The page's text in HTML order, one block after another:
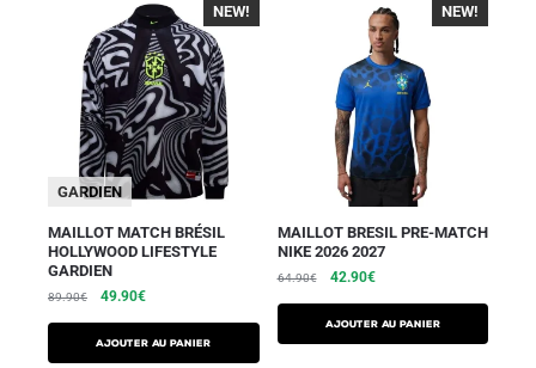
-40%
NEW!
GARDIEN
MAILLOT MATCH BRÉSIL
HOLLYWOOD LIFESTYLE
GARDIEN
89.90€ 49.90€
AJOUTER AU PANIER
-40%
NEW!
MAILLOT BRESIL PRE-MATCH
NIKE 2026 2027
64.90€ 42.90€
AJOUTER AU PANIER